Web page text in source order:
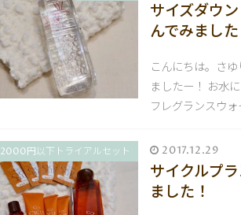
サイズダウ
んでみました
こんにちは。さ
ましたー！ お水
フレグランスウ
2000円以下トライアルセット 2017.12.29
サイクルプ
ました！